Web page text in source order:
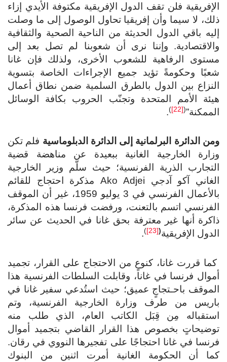
الإفريقية فلن تقف الدول الإفريقية مكتوفة الأيدي إزاء
ذلك، لا سيما وأن إفريقيا تحاول الوصول إلى ما وصلت
إليه باقي الدول الحديثة من الناحية الصحية والثقافية
والاقتصادية. وإننا نرى أن شعوبنا لم تصل بعد إلى
مستوى الرفاهية للشعوب الأخرى، ولذلك فإن غانا
شعبًا وحكومةً تؤيد جميع الإجراءات الخاصة بتسوية
النزاع بين الدول بالطرق السلمية ضمن نطاق أعمال
هيئة الأمم المتحدة وتجنّب الحروب بكافة الوسائل
الممكنة”(
[22]
)
.
ومن الدائرة البرلمانية إلى الدائرة الدبلوماسية فلم تكن
وزارة الخارجية الغانية ببعيدة عن مناهضة قضية
التجارب الذرية الفرنسية؛ حيث سلَّم وزير الخارجية
الغاني آكو آدجي Ako Adjei مذكرة احتجاج للقائم
بالأعمال الفرنسي في 3 يوليو 1959، غير أن الموقف
الفرنسي اتسم بالتعنت، ورفضت فرنسا هذه المذكرة،
ذاكرة أنها غير معترفة بحق غانا في الحديث عن سائر
الدول الإفريقية(
[23]
)
.
كما قررت غانا، كنوعٍ من الاحتجاج على القرار، تجميد
أموال فرنسا في غانا، وقابلت السلطات الفرنسية هذا
الموقف باحـتجاجٍ عميق؛ حيث استُدعي سفير غانا في
باريس من طرف وزارة الخارجية الفرنسية، وتم
استقباله مِن قِبَل الكاتب العام، الذي طلب منه
توضيحاتٍ بخصوص هذا القرار القاضي بتجميد أموال
فرنسا في غانا احتجاجًا على تفجيرها النووي في رقان.
كما أن الحكومة الغانية أمرت اثنين من البنوك